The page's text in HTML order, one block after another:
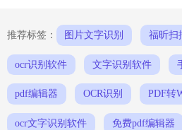
推荐标签： 图片文字识别 福昕扫
ocr识别软件 文字识别软件
pdf编辑器 OCR识别 PDF转
ocr文字识别软件 免费pdf编辑器